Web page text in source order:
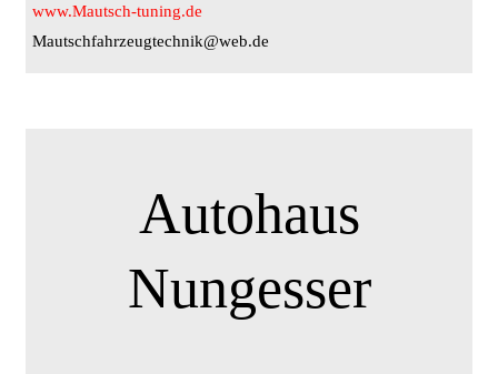
www.Mautsch-tuning.de
Mautschfahrzeugtechnik@web.de
Autohaus
Nungesser